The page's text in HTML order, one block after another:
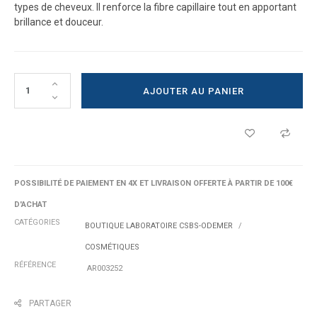
types de cheveux. Il renforce la fibre capillaire tout en apportant
brillance et douceur.
AJOUTER AU PANIER
POSSIBILITÉ DE PAIEMENT EN 4X ET LIVRAISON OFFERTE À PARTIR DE 100€
D'ACHAT
CATÉGORIES
BOUTIQUE LABORATOIRE CSBS-ODEMER
COSMÉTIQUES
RÉFÉRENCE
AR003252
PARTAGER